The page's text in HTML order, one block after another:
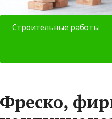
Строительные работы
Фреско,